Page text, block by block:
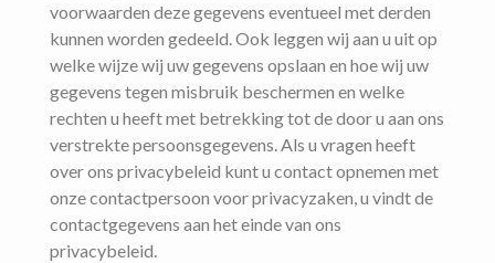
voorwaarden deze gegevens eventueel met derden
kunnen worden gedeeld. Ook leggen wij aan u uit op
welke wijze wij uw gegevens opslaan en hoe wij uw
gegevens tegen misbruik beschermen en welke
rechten u heeft met betrekking tot de door u aan ons
verstrekte persoonsgegevens. Als u vragen heeft
over ons privacybeleid kunt u contact opnemen met
onze contactpersoon voor privacyzaken, u vindt de
contactgegevens aan het einde van ons
privacybeleid.